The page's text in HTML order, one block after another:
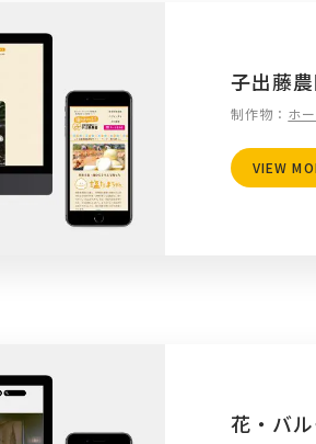
子出藤
制作物： ホ
VIEW
花・バ